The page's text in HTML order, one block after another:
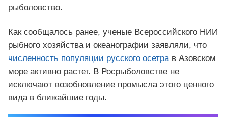
рыболовство.
Как сообщалось ранее, ученые Всероссийского НИИ
рыбного хозяйства и океанографии заявляли, что
численность популяции русского осетра в Азовском
море активно растет. В Росрыболовстве не
исключают возобновление промысла этого ценного
вида в ближайшие годы.